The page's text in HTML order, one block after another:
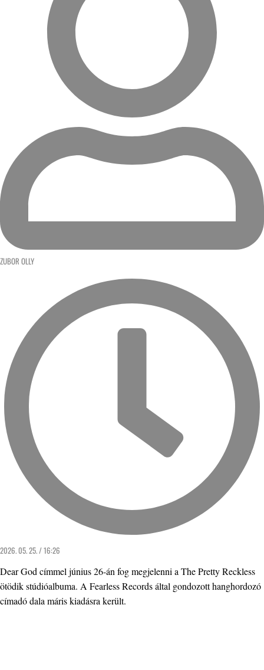
ZUBOR OLLY
2026. 05. 25. / 16:26
Dear God címmel június 26-án fog megjelenni a The Pretty Reckless
ötödik stúdióalbuma. A Fearless Records által gondozott hanghordozó
címadó dala máris kiadásra került.